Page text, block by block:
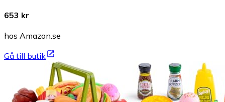
653 kr
hos Amazon.se
Gå till butik